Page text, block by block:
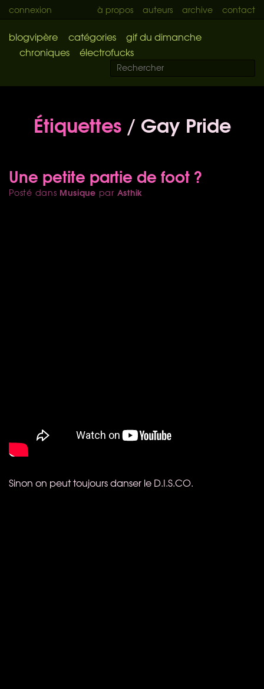
connexion à propos auteurs archive contact
blogvipère catégories
gif du dimanche
chroniques
électrofucks
Étiquettes/ Gay Pride
Une petite partie de foot ?
Posté dans Musique par Asthik
Sinon on peut toujours danser le D.I.S.CO.